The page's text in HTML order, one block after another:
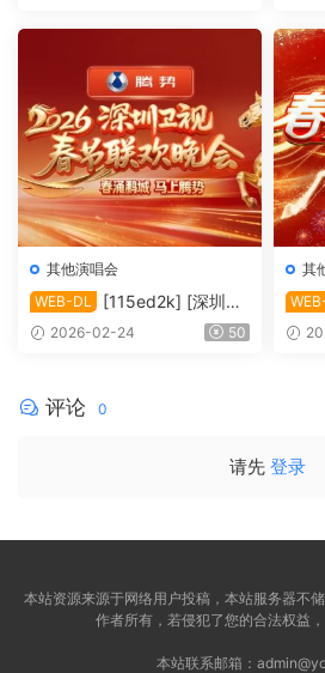
S/
其他演唱会
WEB-DL
[115ed2k] [深圳卫
视 2026深圳卫视春节联欢晚
2026-02-24 50
其
视
评论 0
请先 登录
本站资源来源于网络用户投稿，本站服务器不
作者所有，若侵犯了您的合法权益
本站联系邮箱：